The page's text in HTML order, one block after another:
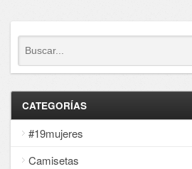
CATEGORÍAS
#19mujeres
Camisetas